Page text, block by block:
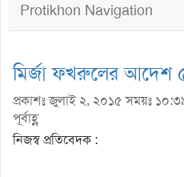
Protikhon Navigation
মির্জা ফখরুলের আদেশ
প্রকাশঃ জুলাই ২, ২০১৫ সময়ঃ ১০:৩৯
পূর্বাহ্ণ
নিজস্ব প্রতিবেদক :